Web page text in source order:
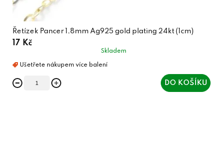
Řetízek Pancer 1,8mm Ag925 gold plating 24kt (1cm)
17 Kč
Skladem
DO KOŠÍKU